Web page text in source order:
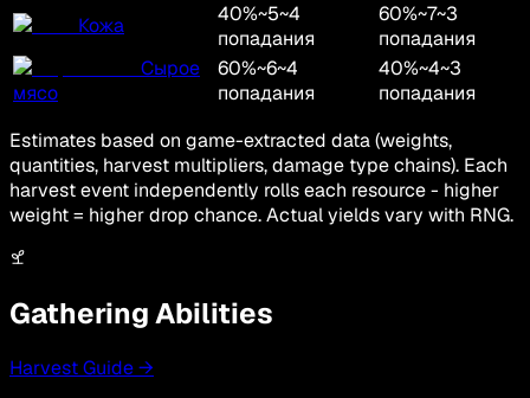
Кожа 40%~5~4
попадания
60%~7~3
попадания
Сырое
мясо
60%~6~4
попадания
40%~4~3
попадания
Estimates based on game-extracted data (weights,
quantities, harvest multipliers, damage type chains). Each
harvest event independently rolls each resource - higher
weight = higher drop chance. Actual yields vary with RNG.
Gathering Abilities
Harvest Guide →